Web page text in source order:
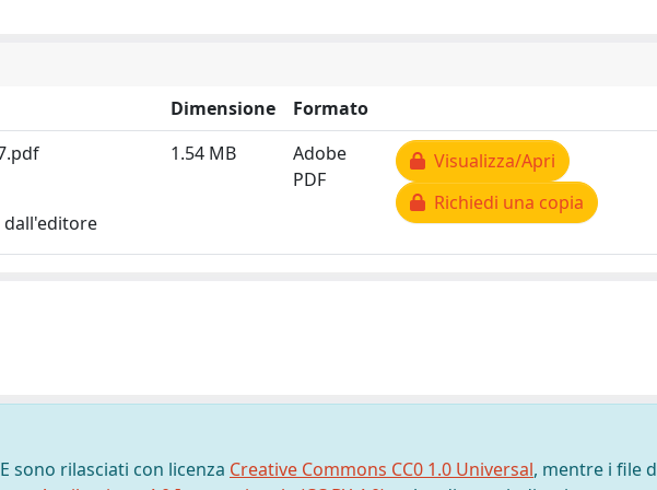
Dimensione
Formato
dall'editore
1.54 MB
Adobe
PDF
Visualizza/Apri
Richiedi una copia
sono rilasciati con licenza Creative Commons CC0 1.0 Universal, mentre i file